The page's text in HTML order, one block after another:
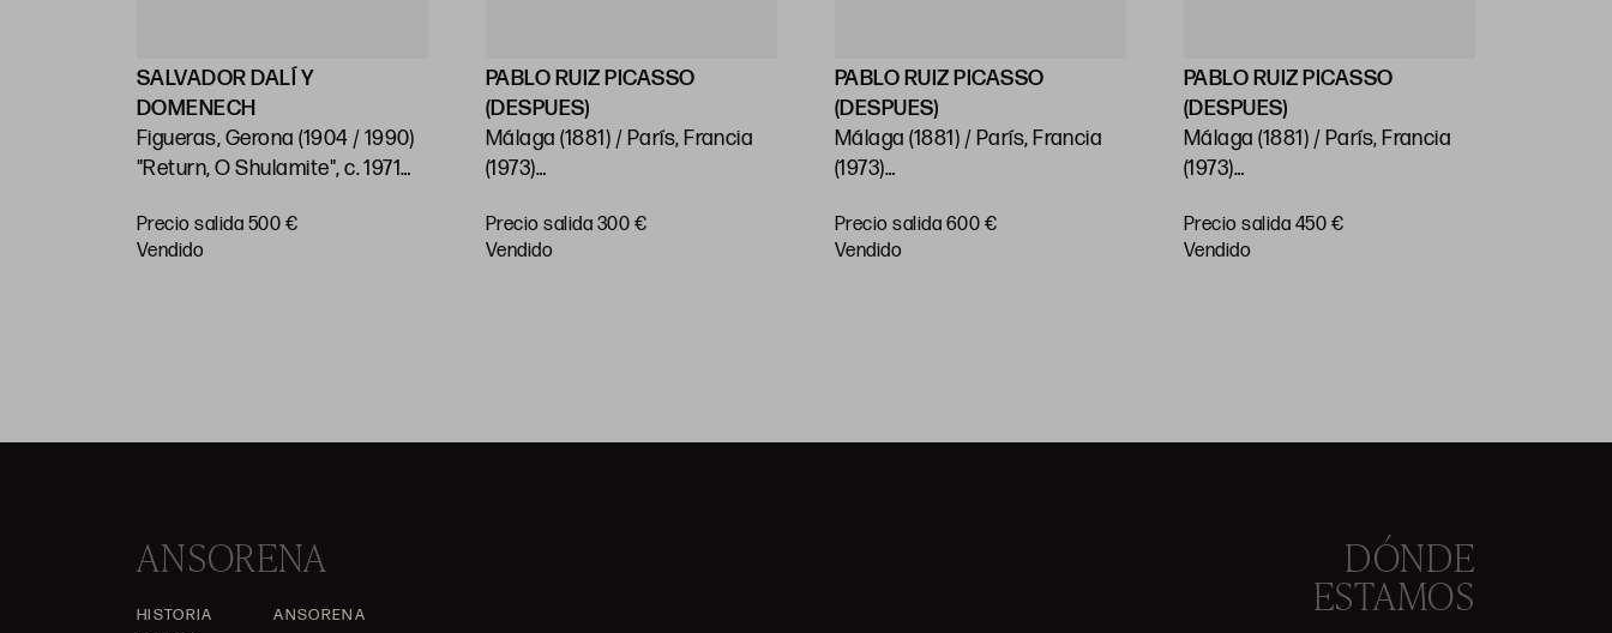
SALVADOR DALÍ Y
DOMENECH
Figueras, Gerona (1904 / 1990)
"Return, O Shulamite", c. 1971
Precio salida 500 €
vendido
PABLO RUIZ PICASSO
(DESPUES)
Málaga (1881) / París, Francia
(1973)
Encuadre: 54 x 37 cm
Precio salida 300 €
vendido
PABLO RUIZ PICASSO
(DESPUES)
Málaga (1881) / París, Francia
(1973)
48,5 x 64,5 cm
Precio salida 600 €
vendido
PABLO RUIZ PICASSO
(DESPUES)
Málaga (1881) / París, Francia
(1973)
Huella: 50 x 65 cm; papel: 52,5
x 66,5 cm
Precio salida 450 €
vendido
ANSORENA
HISTORIA
ANSORENA
DÓNDE
ESTAMOS